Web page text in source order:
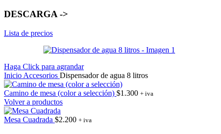
DESCARGA ->
Lista de precios
Haga Click para agrandar
Inicio Accesorios Dispensador de agua 8 litros
Camino de mesa (color a selección) $1.300 + iva
Volver a productos
Mesa Cuadrada $2.200 + iva